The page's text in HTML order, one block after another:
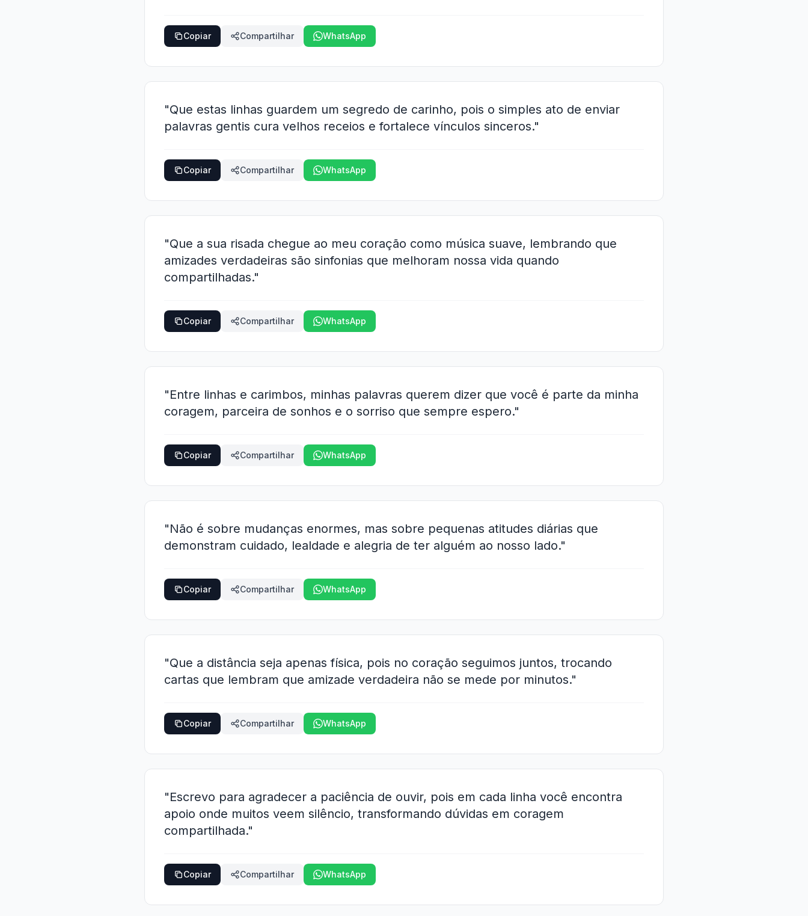
Copiar Compartilhar WhatsApp
"Que estas linhas guardem um segredo de carinho, pois o simples ato de enviar
palavras gentis cura velhos receios e fortalece vínculos sinceros."
Copiar Compartilhar WhatsApp
"Que a sua risada chegue ao meu coração como música suave, lembrando que
amizades verdadeiras são sinfonias que melhoram nossa vida quando
compartilhadas."
Copiar Compartilhar WhatsApp
"Entre linhas e carimbos, minhas palavras querem dizer que você é parte da minha
coragem, parceira de sonhos e o sorriso que sempre espero."
Copiar Compartilhar WhatsApp
"Não é sobre mudanças enormes, mas sobre pequenas atitudes diárias que
demonstram cuidado, lealdade e alegria de ter alguém ao nosso lado."
Copiar Compartilhar WhatsApp
"Que a distância seja apenas física, pois no coração seguimos juntos, trocando
cartas que lembram que amizade verdadeira não se mede por minutos."
Copiar Compartilhar WhatsApp
"Escrevo para agradecer a paciência de ouvir, pois em cada linha você encontra
apoio onde muitos veem silêncio, transformando dúvidas em coragem
compartilhada."
Copiar Compartilhar WhatsApp